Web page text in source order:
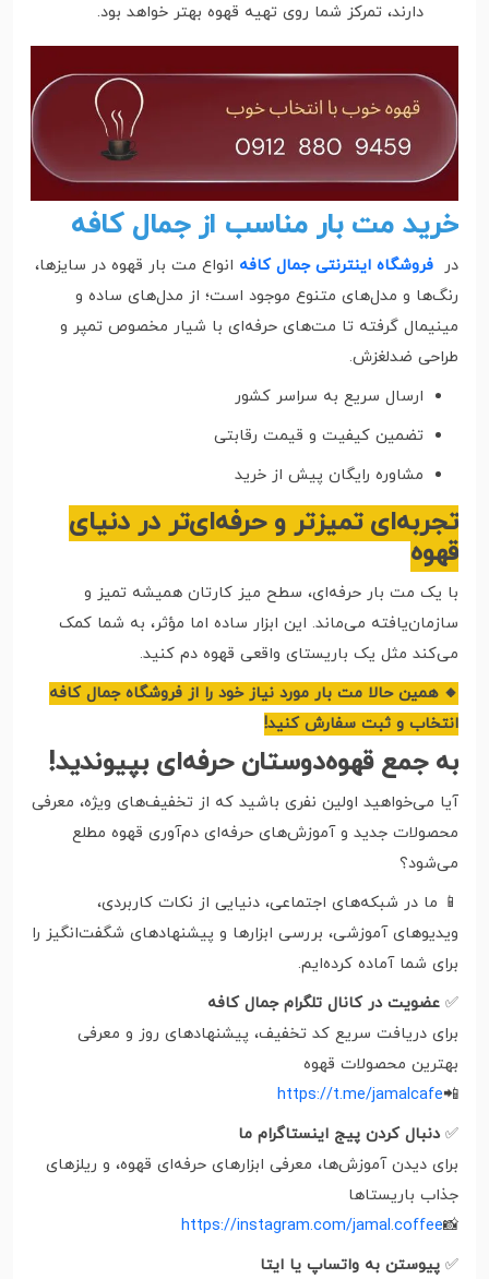
دارند، تمرکز شما روی تهیه قهوه بهتر خواهد بود.
خرید مت بار مناسب از جمال کافه
در فروشگاه اینترنتی جمال کافه انواع مت بار قهوه در سایزها،
رنگ‌ها و مدل‌های متنوع موجود است؛ از مدل‌های ساده و
مینیمال گرفته تا مت‌های حرفه‌ای با شیار مخصوص تمپر و
طراحی ضدلغزش.
ارسال سریع به سراسر کشور
تضمین کیفیت و قیمت رقابتی
مشاوره رایگان پیش از خرید
تجربه‌ای تمیزتر و حرفه‌ای‌تر در دنیای
قهوه
با یک مت بار حرفه‌ای، سطح میز کارتان همیشه تمیز و
سازمان‌یافته می‌ماند. این ابزار ساده اما مؤثر، به شما کمک
می‌کند مثل یک باریستای واقعی قهوه دم کنید.
🔸 همین حالا مت بار مورد نیاز خود را از فروشگاه جمال کافه
انتخاب و ثبت سفارش کنید!
به جمع قهوه‌دوستان حرفه‌ای بپیوندید!
آیا می‌خواهید اولین نفری باشید که از تخفیف‌های ویژه، معرفی
محصولات جدید و آموزش‌های حرفه‌ای دم‌آوری قهوه مطلع
می‌شود؟
📱 ما در شبکه‌های اجتماعی، دنیایی از نکات کاربردی،
ویدیوهای آموزشی، بررسی ابزارها و پیشنهادهای شگفت‌انگیز را
برای شما آماده کرده‌ایم.
✅ عضویت در کانال تلگرام جمال کافه
برای دریافت سریع کد تخفیف، پیشنهادهای روز و معرفی
بهترین محصولات قهوه
📲
https://t.me/jamalcafe
✅دنبال کردن پیج اینستاگرام ما
برای دیدن آموزش‌ها، معرفی ابزارهای حرفه‌ای قهوه، و ریلزهای
جذاب باریستاها
📸
https://instagram.com/jamal.coffee
✅ پیوستن به واتساپ یا ایتا